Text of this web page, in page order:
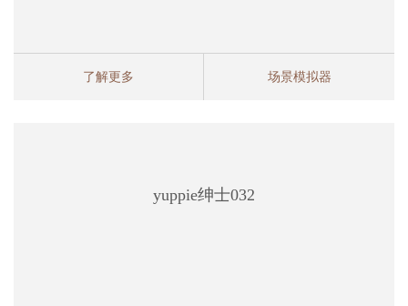
了解更多 场景模拟器
yuppie绅士032